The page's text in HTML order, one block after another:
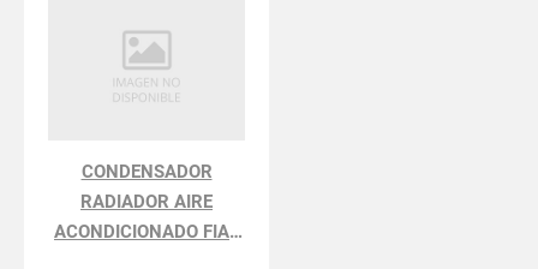
CONDENSADOR
RADIADOR AIRE
ACONDICIONADO FIAT